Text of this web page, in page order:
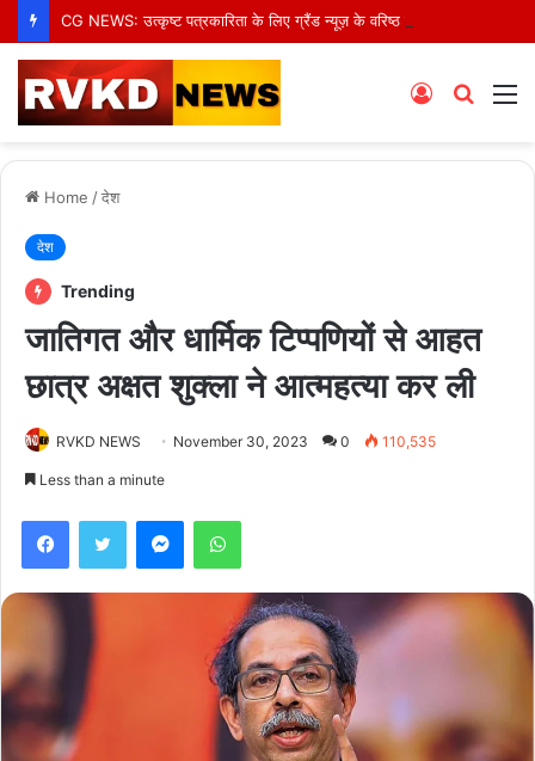
Search
Log
Home /देश
देश
Trending
जातिगत और धार्मिक टिप्पणियों से आहत
छात्र अक्षत शुक्ला ने आत्महत्या कर ली
RVKD NEWS November 30, 2023 0 110,535
Less than a minute
FacebookTwitter MessengerWhatsApp